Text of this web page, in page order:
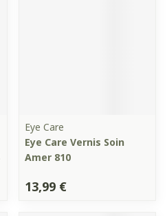
Eye Care
Eye Care Vernis Soin
Amer 810
13,99 €